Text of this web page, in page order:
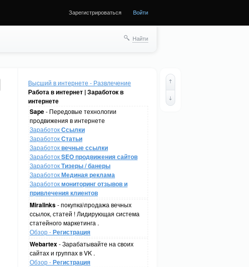
Зарегистрироваться Войти
Найти
Высший в интернете - Развлечение
Работа в интернет | Заработок в
интернете
Sape- Передовые технологии
продвижения в интернете
ЗаработокСсылки
ЗаработокСтатьи
Заработоквечные ссылки
ЗаработокSEO продвижения сайтов
ЗаработокТизеры / банеры
ЗаработокМединая реклама
Заработокмониторинг отзывов и
привлечения клиентов
Miralinks- покупка\продажа вечных
ссылок, статей ! Лидирующая система
статейного маркетинга .
Обзор -Регистрация
Webartex- Зарабатывайте на своих
сайтах и группах в VK .
Обзор -Регистрация